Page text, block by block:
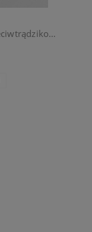
SVR Sebiaclear Active Teinte - przeciwtrądzikowy krem ujednolicający teksturę i koloryt cery 40ml